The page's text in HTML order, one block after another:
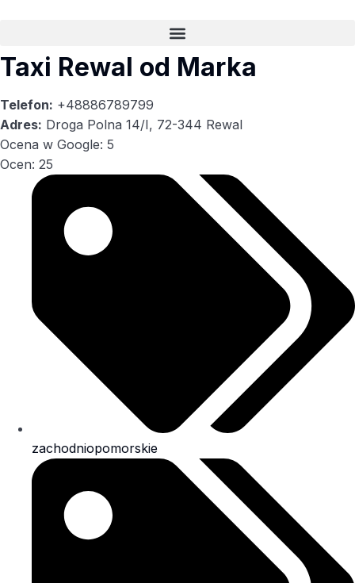
Taxi Rewal od Marka
Telefon: +48886789799
Adres: Droga Polna 14/I, 72-344 Rewal
Ocena w Google: 5
Ocen: 25
zachodniopomorskie